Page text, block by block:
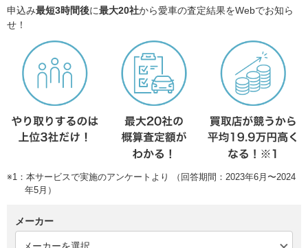
申込み最短3時間後に最大20社から愛車の査定結果をWebでお知ら
せ！
※1：本サービスで実施のアンケートより （回答期間：2023年6月〜2024
年5月）
メーカー